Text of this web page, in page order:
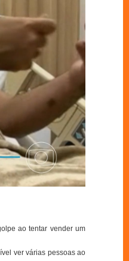
ao tentar vender um
ver várias pessoas ao